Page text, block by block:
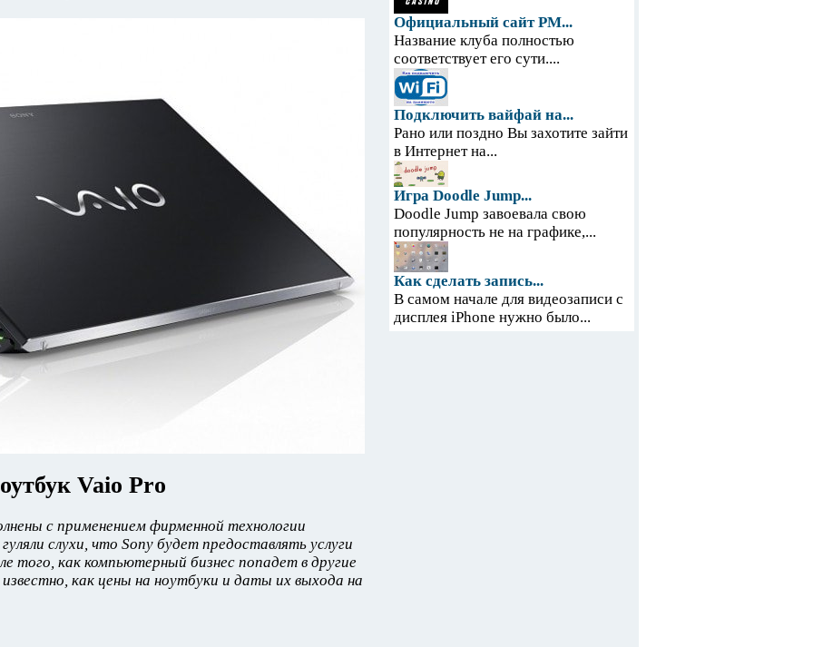
Vaio Pro
с применением фирменной технологии
слухи, что Sony будет предоставлять услуги
того, как компьютерный бизнес попадет в другие
как цены на ноутбуки и даты их выхода на
Официальный сайт PM...
Название клуба полностью
соответствует его сути....
Подключить вайфай на...
Рано или поздно Вы захотите зайти
в Интернет на...
Игра Doodle Jump...
Doodle Jump завоевала свою
популярность не на графике,...
Как сделать запись...
В самом начале для видеозаписи с
дисплея iPhone нужно было...